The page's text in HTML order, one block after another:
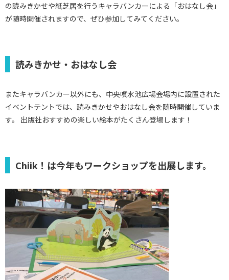
の読みきかせや紙芝居を行うキャラバンカーによる「おはなし会」
が随時開催されますので、ぜひ参加してみてください。
読みきかせ・おはなし会
またキャラバンカー以外にも、中央噴水池広場会場内に設置された
イベントテントでは、読みきかせやおはなし会を随時開催していま
す。 出版社おすすめの楽しい絵本がたくさん登場します！
Chiik！は今年もワークショップを出展します。